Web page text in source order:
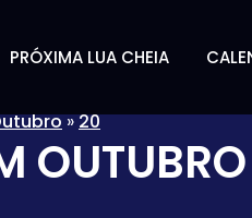
PRÓXIMA LUA CHEIA
»20